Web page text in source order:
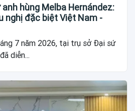
hùng Melba Hernández:
nghị đặc biệt Việt Nam -
7 năm 2026, tại trụ sở Đại sứ
diễn...